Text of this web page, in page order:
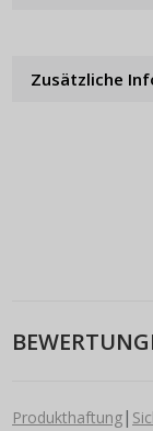
Zusätzliche
Produkthaftung|